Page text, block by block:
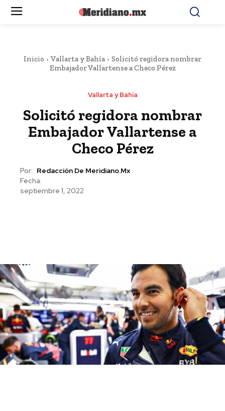
Inicio Vallarta y Bahía
Solicitó regidora nombrar
Embajador Vallartense a Checo Pérez
Vallarta y Bahía
Solicitó regidora nombrar
Embajador Vallartense a
Checo Pérez
Por: Redacción De Meridiano.mx
Fecha:
septiembre 1, 2022